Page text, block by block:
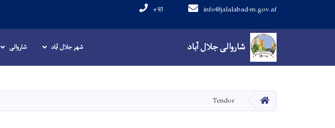
شاروالی جلال آباد
info@jalalabad-m.gov.af
+93
Main navigation
شاروالی جلال آباد شهر جلال آباد شاروالی
صفحه اصلیTendor